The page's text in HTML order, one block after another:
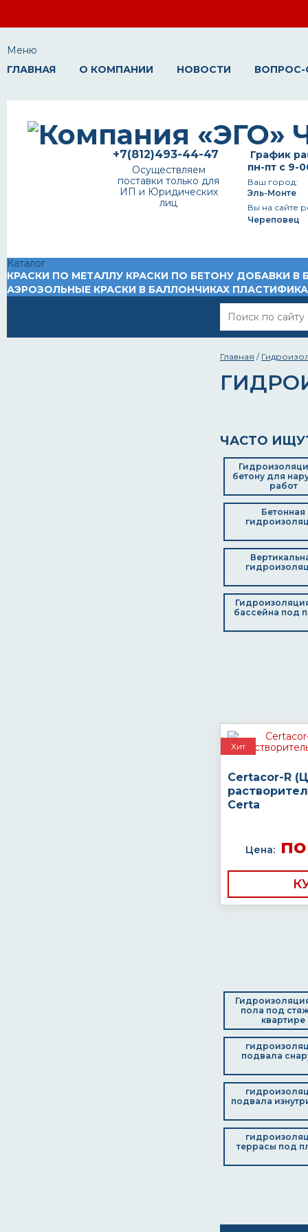
Меню
ГЛАВНАЯ
О КОМПАНИИ НОВОСТИ ВОПРОС-
График
пн-пт с 9-
Ваш город:
Эль-Монте
Вы на сайте
Череповец
+7(812)493-44-47
Осуществляем
поставки только для
ИП и Юридических
лиц
Каталог
КРАСКИ ПО МЕТАЛЛУ КРАСКИ ПО БЕТОНУ ДОБАВКИ В
АЭРОЗОЛЬНЫЕ КРАСКИ В БАЛЛОНЧИКАХ
Главная /
ЧАСТО
бетону для
работ
Бетонная
бассейна под
Хит
Certacor-R
Certa
Цена:по
пола под
квартире
подвала
подвала
террасы под